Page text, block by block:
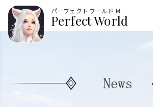
Perfect World
パーフェクトワールド M
Home